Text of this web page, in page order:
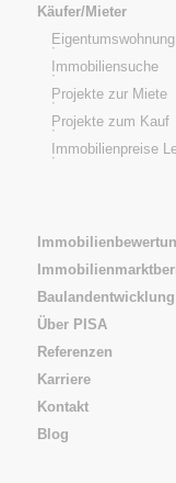
Käufer/Mieter
Immobiliensuche
Projekte zur Miete
Projekte zum Kauf
Immobilienpreise
Baulandentwicklung
Über PISA
Referenzen
Karriere
Kontakt
Blog